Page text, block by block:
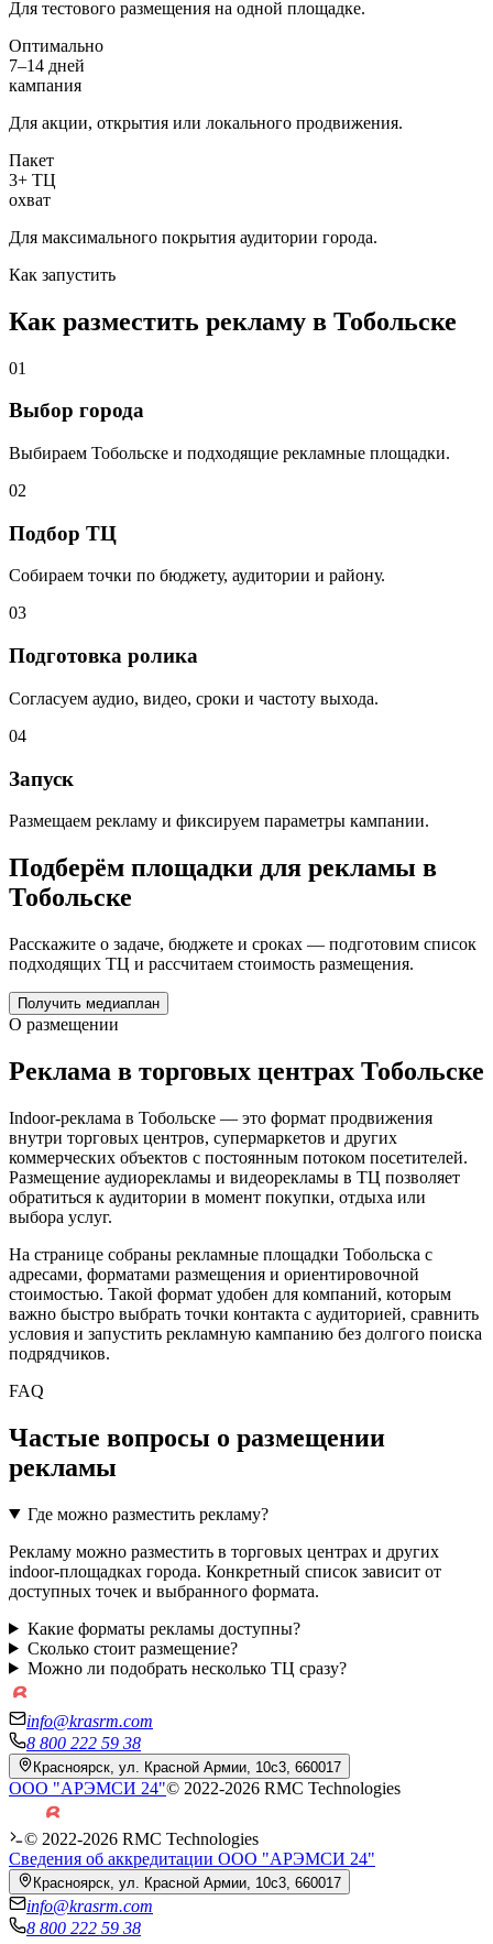
Для тестового размещения на одной площадке.
Оптимально
7–14 дней
кампания
Для акции, открытия или локального продвижения.
Пакет
3+ ТЦ
охват
Для максимального покрытия аудитории города.
Как запустить
Как разместить рекламу в Тобольске
01
Выбор города
Выбираем Тобольске и подходящие рекламные площадки.
02
Подбор ТЦ
Собираем точки по бюджету, аудитории и району.
03
Подготовка ролика
Согласуем аудио, видео, сроки и частоту выхода.
04
Запуск
Размещаем рекламу и фиксируем параметры кампании.
Подберём площадки для рекламы в
Тобольске
Расскажите о задаче, бюджете и сроках — подготовим список
подходящих ТЦ и рассчитаем стоимость размещения.
Получить медиаплан
О размещении
Реклама в торговых центрах Тобольске
Indoor-реклама в Тобольске — это формат продвижения
внутри торговых центров, супермаркетов и других
коммерческих объектов с постоянным потоком посетителей.
Размещение аудиорекламы и видеорекламы в ТЦ позволяет
обратиться к аудитории в момент покупки, отдыха или
выбора услуг.
На странице собраны рекламные площадки Тобольска с
адресами, форматами размещения и ориентировочной
стоимостью. Такой формат удобен для компаний, которым
важно быстро выбрать точки контакта с аудиторией, сравнить
условия и запустить рекламную кампанию без долгого поиска
подрядчиков.
FAQ
Частые вопросы о размещении
рекламы
Где можно разместить рекламу?
Рекламу можно разместить в торговых центрах и других
indoor-площадках города. Конкретный список зависит от
доступных точек и выбранного формата.
Какие форматы рекламы доступны?
Сколько стоит размещение?
Можно ли подобрать несколько ТЦ сразу?
info@krasrm.com
8 800 222 59 38
Красноярск, ул. Красной Армии, 10с3, 660017
ООО "АРЭМСИ 24"© 2022-2026 RMC Technologies
© 2022-2026 RMC Technologies
Сведения об аккредитации ООО "АРЭМСИ 24"
Красноярск, ул. Красной Армии, 10с3, 660017
info@krasrm.com
8 800 222 59 38